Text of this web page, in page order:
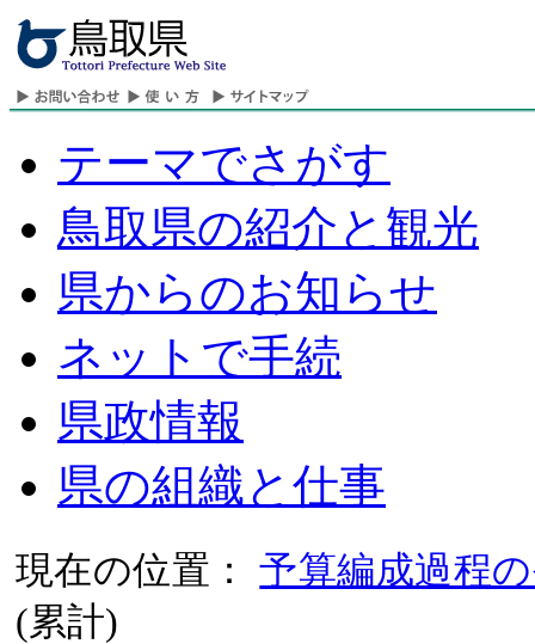
テーマでさがす
鳥取県の紹介と観光
県からのお知らせ
ネットで手続
県政情報
県の組織と仕事
現在の位置：予算編成過程
(累計)